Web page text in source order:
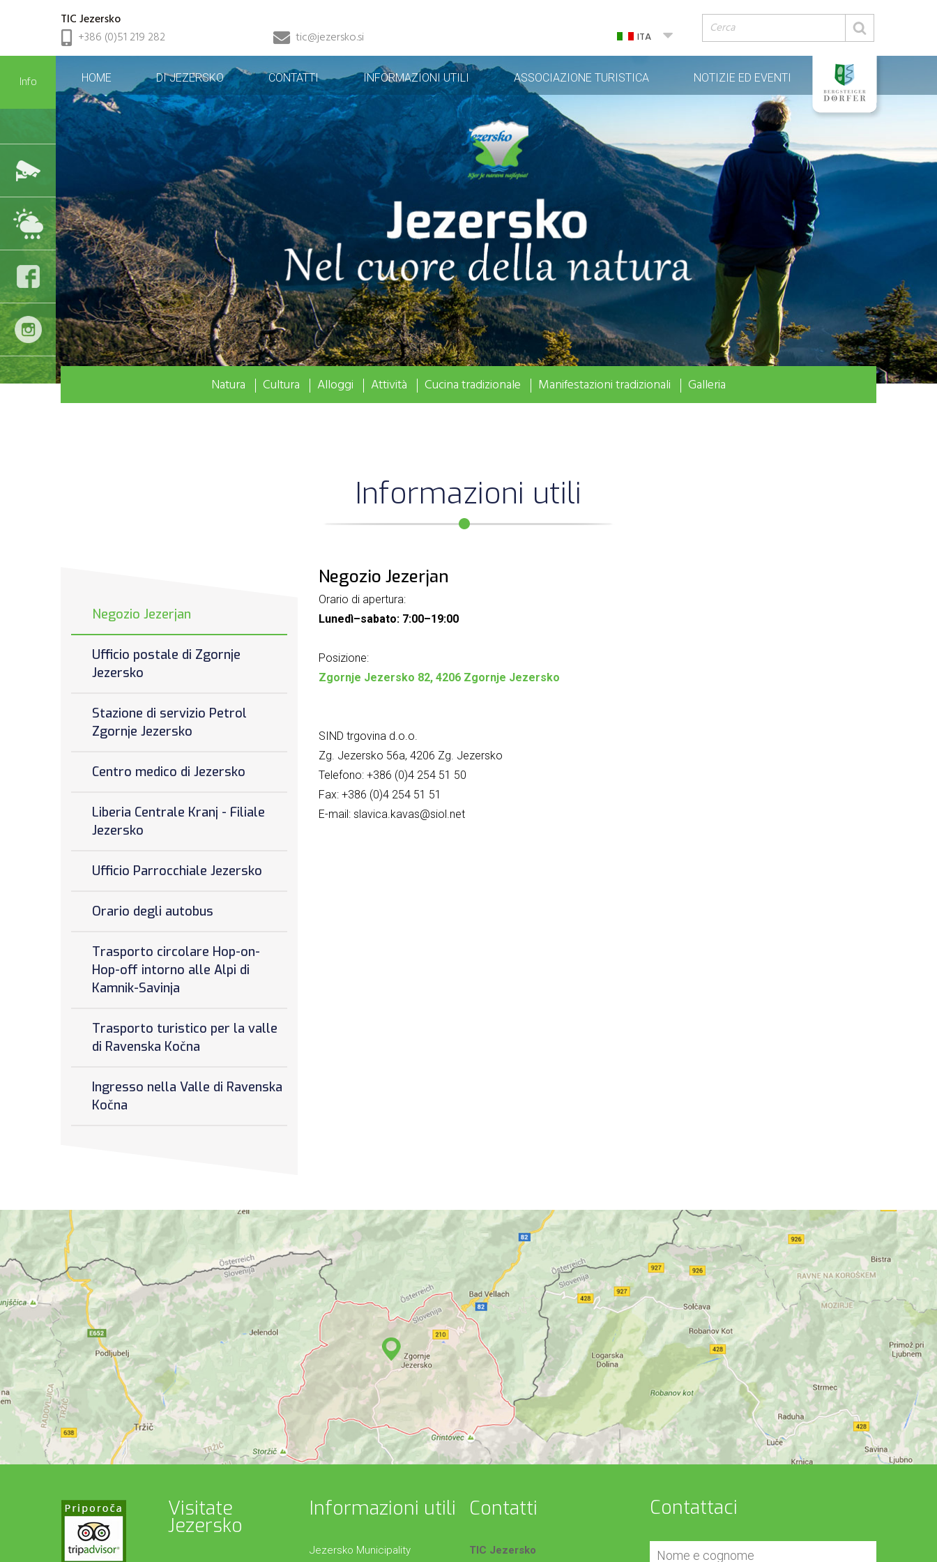
TIC Jezersko
+386 (0)51 219 282
tic@jezersko.si ITA
Info HOME DI JEZERSKO CONTATTI INFORMAZIONI UTILI ASSOCIAZIONE TURISTICA NOTIZIE ED EVENTI
Natura Cultura Alloggi Attività Cucina tradizionale Manifestazioni tradizionali Galleria
Informazioni utili
Negozio Jezerjan
Orario di apertura:
Lunedì–sabato: 7:00–19:00
Posizione:
Zgornje Jezersko 82, 4206 Zgornje Jezersko
SIND trgovina d.o.o.
Zg. Jezersko 56a, 4206 Zg. Jezersko
Telefono: +386 (0)4 254 51 50
Fax: +386 (0)4 254 51 51
E-mail: slavica.kavas@siol.net
Negozio Jezerjan
Ufficio postale di Zgornje
Jezersko
Stazione di servizio Petrol
Zgornje Jezersko
Centro medico di Jezersko
Liberia Centrale Kranj - Filiale
Jezersko
Ufficio Parrocchiale Jezersko
Orario degli autobus
Trasporto circolare Hop-on-
Hop-off intorno alle Alpi di
Kamnik-Savinja
Trasporto turistico per la valle
di Ravenska Kočna
Ingresso nella Valle di Ravenska
Kočna
Visitate
Jezersko
Informazioni utili
Jezersko Municipality
Contatti
TIC Jezersko
Contattaci